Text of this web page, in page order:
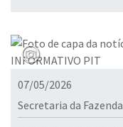
07/05/2026
Secretaria da Fazenda